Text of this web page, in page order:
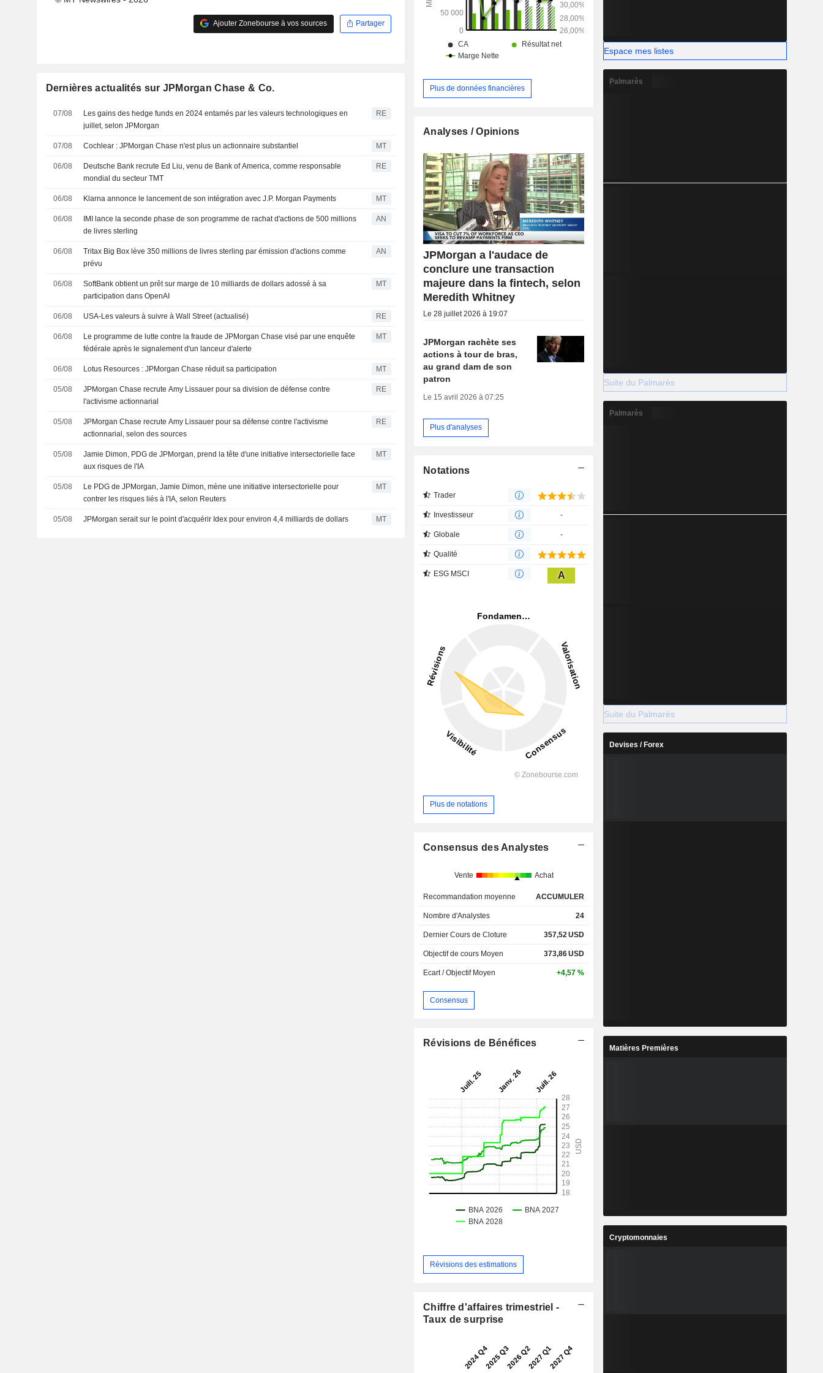
Ajouter Zonebourse à vos sources Partager
Dernières actualités sur JPMorgan Chase & Co.
07/08
Les gains des hedge funds en 2024 entamés par les valeurs technologiques en
juillet, selon JPMorgan
RE
07/08 Cochlear : JPMorgan Chase n'est plus un actionnaire substantiel MT
06/08
Deutsche Bank recrute Ed Liu, venu de Bank of America, comme responsable
mondial du secteur TMT
RE
06/08 Klarna annonce le lancement de son intégration avec J.P. Morgan Payments MT
06/08
IMI lance la seconde phase de son programme de rachat d'actions de 500 millions
de livres sterling
AN
06/08
Tritax Big Box lève 350 millions de livres sterling par émission d'actions comme
prévu
AN
06/08
SoftBank obtient un prêt sur marge de 10 milliards de dollars adossé à sa
participation dans OpenAI
MT
06/08 USA-Les valeurs à suivre à Wall Street (actualisé) RE
06/08
Le programme de lutte contre la fraude de JPMorgan Chase visé par une enquête
fédérale après le signalement d'un lanceur d'alerte
MT
06/08 Lotus Resources : JPMorgan Chase réduit sa participation MT
05/08
JPMorgan Chase recrute Amy Lissauer pour sa division de défense contre
l'activisme actionnarial
RE
05/08
JPMorgan Chase recrute Amy Lissauer pour sa défense contre l'activisme
actionnarial, selon des sources
RE
05/08
Jamie Dimon, PDG de JPMorgan, prend la tête d'une initiative intersectorielle face
aux risques de l'IA
MT
05/08
Le PDG de JPMorgan, Jamie Dimon, mène une initiative intersectorielle pour
contrer les risques liés à l'IA, selon Reuters
MT
05/08 JPMorgan serait sur le point d'acquérir Idex pour environ 4,4 milliards de dollars MT
Plus de données financières
Analyses / Opinions
JPMorgan a l'audace de
conclure une transaction
majeure dans la fintech, selon
Meredith Whitney
Le 28 juillet 2026 à 19:07
JPMorgan rachète ses
actions à tour de bras,
au grand dam de son
patron
Le 15 avril 2026 à 07:25
Plus d'analyses
Notations
Trader
Investisseur -
Globale -
Qualité
ESG MSCI A
Plus de notations
Consensus des Analystes
Vente Achat
Recommandation moyenne ACCUMULER
Nombre d'Analystes 24
Dernier Cours de Cloture 357,52USD
Objectif de cours Moyen 373,86USD
Ecart / Objectif Moyen +4,57 %
Consensus
Révisions de Bénéfices
Révisions des estimations
Chiffre d'affaires trimestriel -
Taux de surprise
Espace mes listes
Palmarès
Suite du Palmarès
Palmarès
Suite du Palmarès
Devises / Forex
Matières Premières
Cryptomonnaies